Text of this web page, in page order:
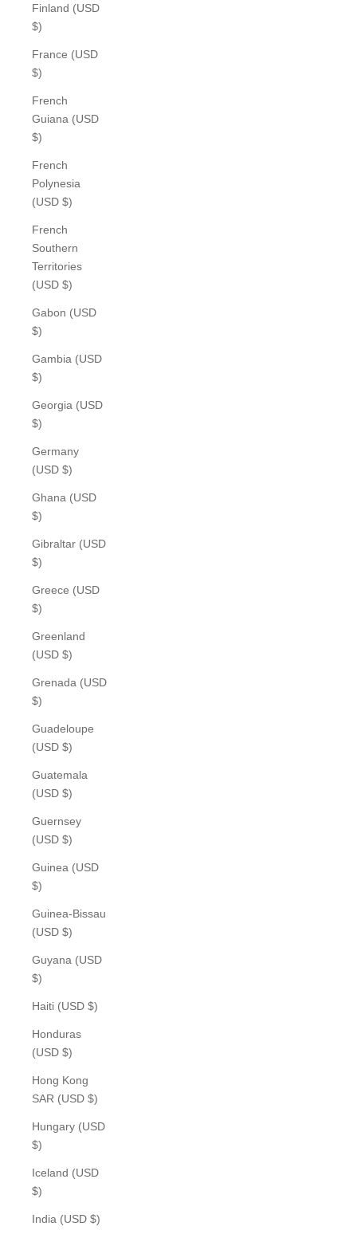
Finland (USD
$)
France (USD
$)
French
Guiana (USD
$)
French
Polynesia
(USD $)
French
Southern
Territories
(USD $)
Gabon (USD
$)
Gambia (USD
$)
Georgia (USD
$)
Germany
(USD $)
Ghana (USD
$)
Gibraltar (USD
$)
Greece (USD
$)
Greenland
(USD $)
Grenada (USD
$)
Guadeloupe
(USD $)
Guatemala
(USD $)
Guernsey
(USD $)
Guinea (USD
$)
Guinea-Bissau
(USD $)
Guyana (USD
$)
Haiti (USD $)
Honduras
(USD $)
Hong Kong
SAR (USD $)
Hungary (USD
$)
Iceland (USD
$)
India (USD $)